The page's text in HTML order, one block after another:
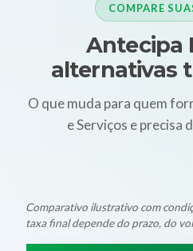
COMPARE
Antecipa
alternativas
O que muda para quem
e Serviços e precisa
Comparativo ilustrativo com
taxa final depende do prazo, do